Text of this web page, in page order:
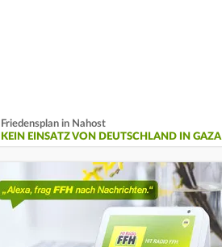
Friedensplan in Nahost
KEIN EINSATZ VON DEUTSCHLAND IN GAZA